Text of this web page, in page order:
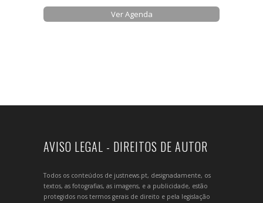
Ver Agenda
AVISO LEGAL - DIREITOS DE AUTOR
Todos os conteúdos de justnews.pt, designadamente, os
textos, as fotografias, as imagens, e a publicidade, estão
protegidos nos termos gerais de direito e pela legislação